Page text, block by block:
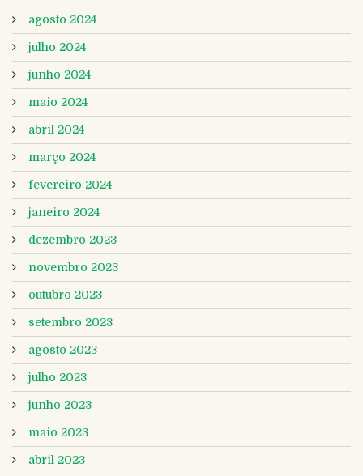
agosto 2024
julho 2024
junho 2024
maio 2024
abril 2024
março 2024
fevereiro 2024
janeiro 2024
dezembro 2023
novembro 2023
outubro 2023
setembro 2023
agosto 2023
julho 2023
junho 2023
maio 2023
abril 2023